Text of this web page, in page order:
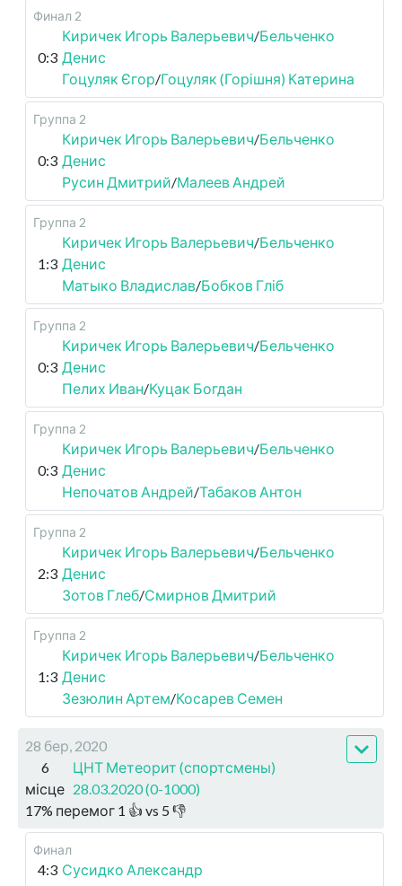
Финал 2
0:3
Киричек Игорь Валерьевич/Бельченко
Денис
Гоцуляк Єгор/Гоцуляк (Горішня) Катерина
Группа 2
0:3
Киричек Игорь Валерьевич/Бельченко
Денис
Русин Дмитрий/Малеев Андрей
Группа 2
1:3
Киричек Игорь Валерьевич/Бельченко
Денис
Матыко Владислав/Бобков Гліб
Группа 2
0:3
Киричек Игорь Валерьевич/Бельченко
Денис
Пелих Иван/Куцак Богдан
Группа 2
0:3
Киричек Игорь Валерьевич/Бельченко
Денис
Непочатов Андрей/Табаков Антон
Группа 2
2:3
Киричек Игорь Валерьевич/Бельченко
Денис
Зотов Глеб/Смирнов Дмитрий
Группа 2
1:3
Киричек Игорь Валерьевич/Бельченко
Денис
Зезюлин Артем/Косарев Семен
28 бер, 2020
6
місце
ЦНТ Метеорит (спортсмены)
28.03.2020 (0-1000)
17% перемог 1 👍 vs 5 👎
Финал
4:3 Сусидко Александр